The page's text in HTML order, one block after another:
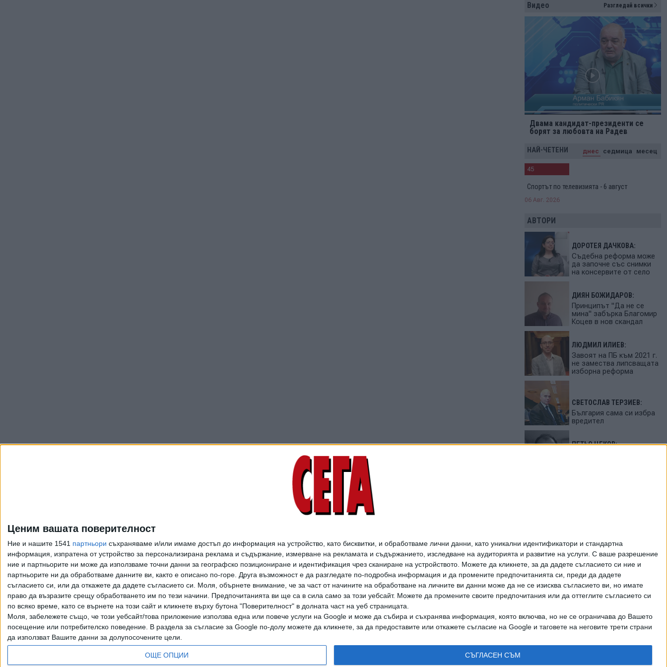
Ценим вашата поверителност
Ние и нашите 1541 партньори съхраняваме и/или имаме достъп до информация на устройство, като бисквитки, и обработваме лични данни, като уникални идентификатори и стандартна
информация, изпратена от устройство за персонализирана реклама и съдържание, измерване на рекламата и съдържанието, изследване на аудиторията и развитие на услуги. С ваше разрешение
ние и партньорите ни може да използваме точни данни за географско позициониране и идентификация чрез сканиране на устройството. Можете да кликнете, за да дадете съгласието си ние и
партньорите ни да обработваме данните ви, както е описано по-горе. Друга възможност е да разгледате по-подробна информация и да промените предпочитанията си, преди да дадете
съгласието си, или да откажете да дадете съгласието си.
Моля, обърнете внимание, че за част от начините на обработване на личните ви данни може да не се изисква съгласието ви, но имате
право да възразите срещу обработването им по тези начини. Предпочитанията ви ще са в сила само за този уебсайт. Можете да промените своите предпочитания или да оттеглите съгласието си
по всяко време, като се върнете на този сайт и кликнете върху бутона "Поверителност" в долната част на уеб страницата.
Моля, забележете също, че този уебсайт/това приложение използва една или повече услуги на Google и може да събира и съхранява информация, която включва, но не се ограничава до Вашето
посещение или потребителско поведение. В раздела за съгласие за Google по-долу можете да кликнете, за да предоставите или откажете съгласие на Google и таговете на неговите трети страни
да използват Вашите данни за долупосочените цели.
ОЩЕ ОПЦИИ СЪГЛАСЕН СЪМ
Видео Разгледай всички
Двама кандидат-президенти се
борят за любовта на Радев
НАЙ-ЧЕТЕНИ днес седмица месец
45
Спортът по телевизията - 6 август
06 Авг. 2026
АВТОРИ
ДОРОТЕЯ ДАЧКОВА:
Съдебна реформа може
да започне със снимки
на консервите от село
ДИЯН БОЖИДАРОВ:
Принципът "Да не се
мина" забърка Благомир
Коцев в нов скандал
ЛЮДМИЛ ИЛИЕВ:
Завоят на ПБ към 2021 г.
не замества липсващата
изборна реформа
СВЕТОСЛАВ ТЕРЗИЕВ:
България сама си избра
вредител
ПЕТЬО ЦЕКОВ:
Всички права запазени. Възпроизвеждането на цели или части от текста или изображенията става след изрично писмено разрешение на СЕГА АД